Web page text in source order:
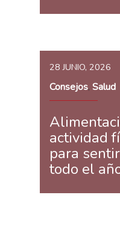
28 JUNIO, 2026
Consejos, Salud
actividad
para
todo el